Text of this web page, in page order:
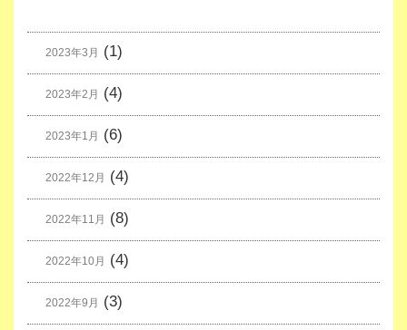
2023年3月 (1)
2023年2月 (4)
2023年1月 (6)
2022年12月 (4)
2022年11月 (8)
2022年10月 (4)
2022年9月 (3)